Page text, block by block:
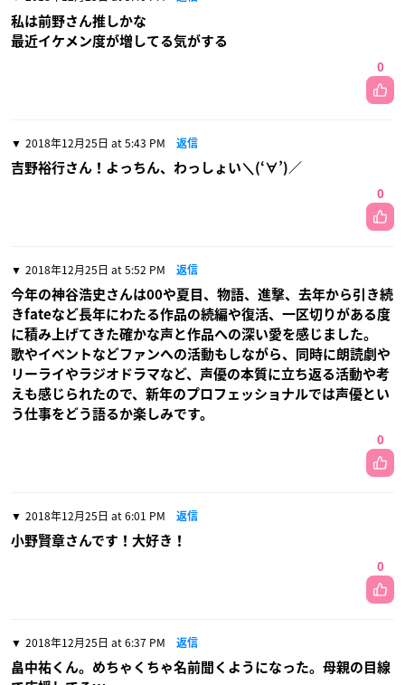
私は前野さん推しかな
最近イケメン度が増してる気がする
0
2018年12月25日 at 5:43 PM 返信
吉野裕行さん！よっちん、わっしょい＼(‘∀’)／
0
2018年12月25日 at 5:52 PM 返信
今年の神谷浩史さんは00や夏目、物語、進撃、去年から引き続
きfateなど長年にわたる作品の続編や復活、一区切りがある度
に積み上げてきた確かな声と作品への深い愛を感じました。
歌やイベントなどファンへの活動もしながら、同時に朗読劇や
リーライやラジオドラマなど、声優の本質に立ち返る活動や考
えも感じられたので、新年のプロフェッショナルでは声優とい
う仕事をどう語るか楽しみです。
0
2018年12月25日 at 6:01 PM 返信
小野賢章さんです！大好き！
0
2018年12月25日 at 6:37 PM 返信
畠中祐くん。めちゃくちゃ名前聞くようになった。母親の目線